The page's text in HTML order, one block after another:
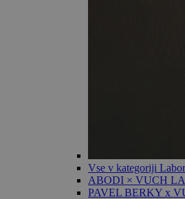
Vse v kategoriji
ABODI × VUCH
PAVEL BERKY x